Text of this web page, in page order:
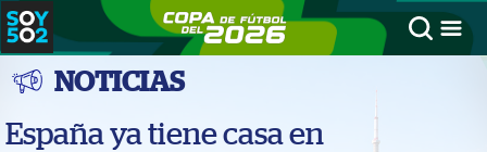
NOTICIAS
España ya tiene casa en